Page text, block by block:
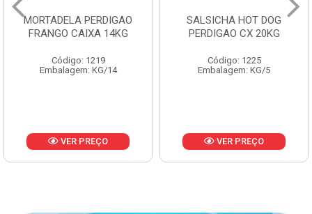
MORTADELA PERDIGAO
FRANGO CAIXA 14KG
Código: 1219
Embalagem: KG/14
VER PREÇO
SALSICHA HOT DOG
PERDIGAO CX 20KG
Código: 1225
Embalagem: KG/5
VER PREÇO